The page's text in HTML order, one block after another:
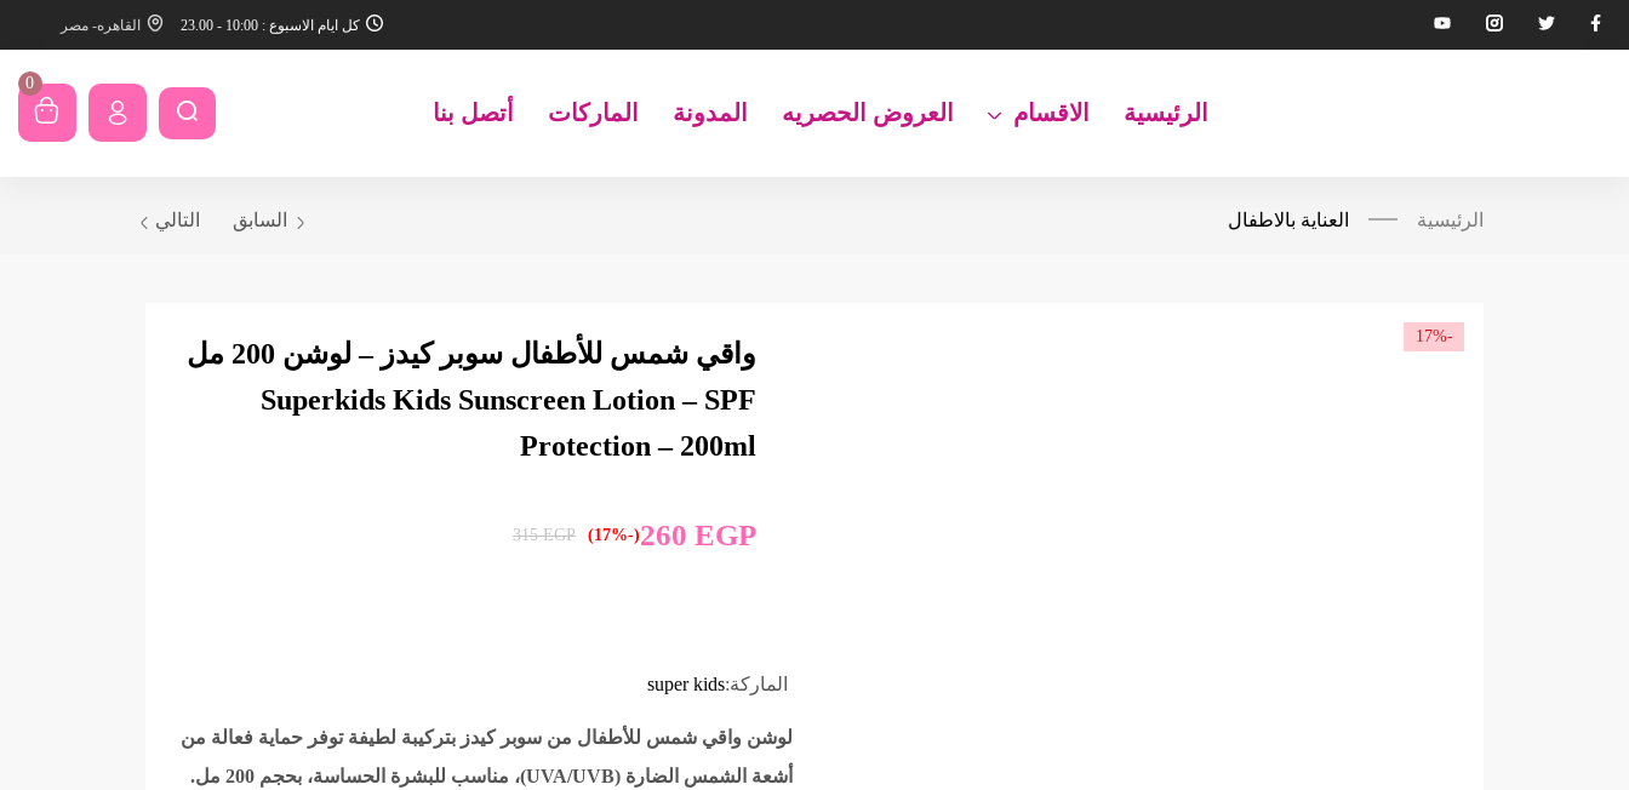
كل ايام الاسبوع : 10:00 - 23.00 القاهره- مصر
الرئيسية الاقسام العروض الحصريه المدونة الماركات أتصل بنا
0
الرئيسية العناية بالاطفال السابق التالي
-17%
واقي شمس للأطفال سوبر كيدز – لوشن 200 مل
Superkids Kids Sunscreen Lotion – SPF
Protection – 200ml
260 EGP
(-17%)
315EGP
الماركة:super kids
لوشن واقي شمس للأطفال من سوبر كيدز بتركيبة لطيفة توفر حماية فعالة من
أشعة الشمس الضارة (UVA/UVB)، مناسب للبشرة الحساسة، بحجم 200 مل.